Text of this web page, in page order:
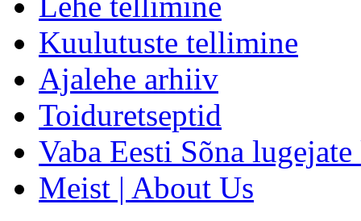
Kuulutuste tellimine
Ajalehe arhiiv
Toiduretseptid
Vaba Eesti Sõna
Meist | About Us